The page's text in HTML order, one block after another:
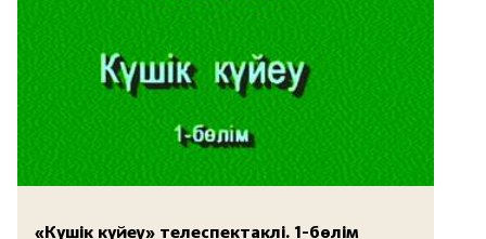
«Күшік күйеу» телеспектаклі. 1-бөлім